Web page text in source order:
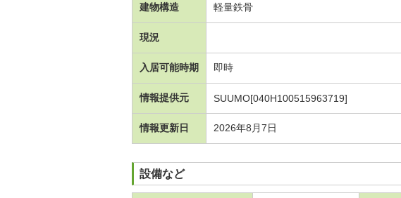
建物構造 軽量鉄骨
現況
入居可能時期 即時
情報提供元 SUUMO[040H100515963719]
情報更新日 2026年8月7日
設備など